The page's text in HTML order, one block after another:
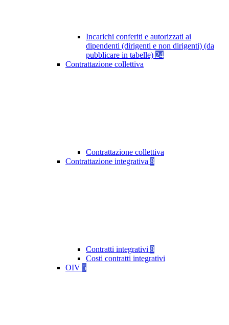
Incarichi conferiti e autorizzati ai
dipendenti (dirigenti e non dirigenti) (da
pubblicare in tabelle) 24
Contrattazione collettiva
Contrattazione collettiva
Contrattazione integrativa 8
Contratti integrativi 8
Costi contratti integrativi
OIV 5